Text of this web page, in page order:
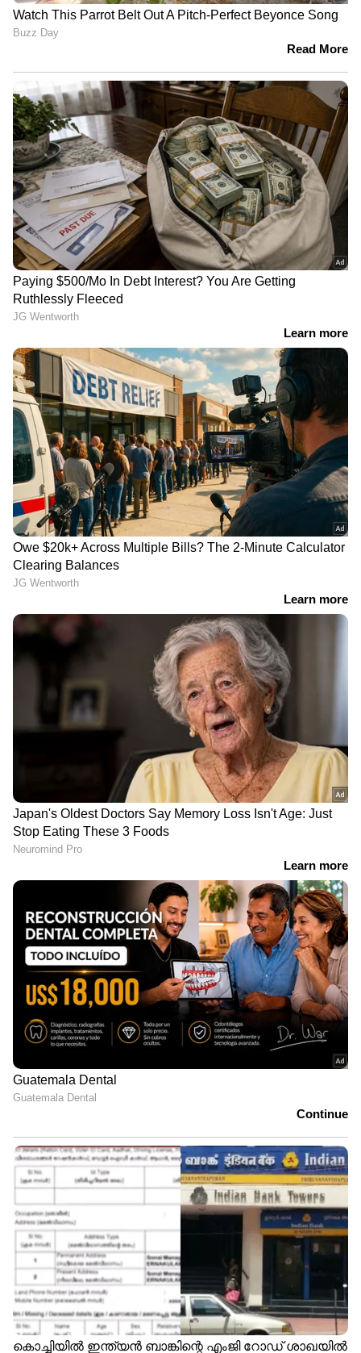
മോഡേൺ ആർട്സ്, ഇന്ത്യാ ഗേറ്റ്, സേവാ
തീർത്ഥ മെട്രോ സ്റ്റേഷൻ എന്നിവിടങ്ങളിലേക്ക്
നിരക്ക്
യാത്രക്കാർക്ക് ടിക്കറ്റ് നിരക്കുകൾ
ലളിതമാക്കിയിട്ടുണ്ട്. നാഷണൽ കോമൺ
മൊബിലിറ്റി കാർഡ് (NCMC), UPI, ക്യാഷ്
പേയ്‌മെന്റുകൾ എന്നിവ ഉപയോഗിച്ച്
യാത്രക്കാർക്ക് ടിക്കറ്റുകൾ വാങ്ങാൻ കഴിയും.
ടിക്കറ്റ് നിരക്കുകൾ ദൂരത്തെ
അടിസ്ഥാനമാക്കിയുള്ളതാണ്, ₹10 മുതൽ ₹15
വരെയാണ്. ബസ് ഓപ്പറേഷൻസ്, ടിക്കറ്റിംഗ്,
ഡിഎംആർസി കൈകാര്യം ചെയ്യും,
അതേസമയം IOCL ഡ്രൈവർമാരും
ഹൈഡ്രജൻ ഇന്ധനവും നൽകും. ഇന്ത്യയിൽ
ഗ്രീൻ മൊബിലിറ്റിയും ശുദ്ധമായ ഊർജ്ജവും
പ്രോത്സാഹിപ്പിക്കുന്നതിനുള്ള ഒരു പ്രധാന
ചുവടുവയ്പ്പായിരിക്കും ഈ പദ്ധതിയെന്ന്
സർക്കാർ വിശ്വസിക്കുന്നു. ഭാവിയിൽ,
രാജ്യത്തുടനീളമുള്ള മറ്റ് നഗരങ്ങളിലും
സമാനമായ ഹൈഡ്രജൻ അധിഷ്ഠിത ഗതാഗത
സേവനങ്ങൾ അവതരിപ്പിച്ചേക്കാം.